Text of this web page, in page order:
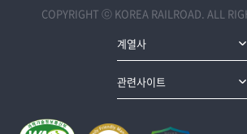
COPYRIGHT ⓒ KOREA RAILROAD. ALL
계열사
관련사이트